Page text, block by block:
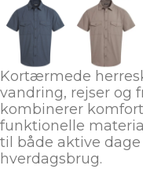
Kortærmede
vandring, rejser og
kombinerer
funktionelle
til både aktive
hverdagsbrug.